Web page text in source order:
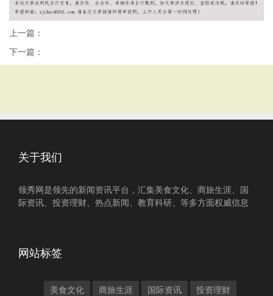
上一篇：
下一篇：
关于我们
领秀网是领先的新闻资讯平台，汇集美食文化、商旅生涯、国
际资讯、投资理财、热点新闻、教育科研、等多方面权威信息
网站标签
美食文化 商旅生涯 国际资讯 投资理财